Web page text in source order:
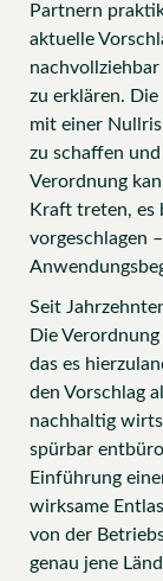
Partnern
aktuelle
zu erklären.
mit einer
zu schaffen
Verordnung
Kraft treten, es
vorgeschlagen
Seit
Die
das es
den Vorschlag
nachhaltig
spürbar
Einführung
wirksame
von der
genau jene